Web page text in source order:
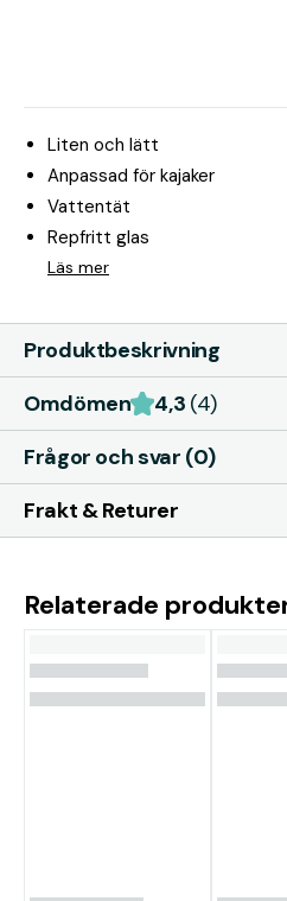
Liten och lätt
Anpassad för kajaker
Vattentät
Repfritt glas
Läs mer
Produktbeskrivning
Omdömen
4,3 (4)
Frågor och svar (0)
Frakt & Returer
Relaterade